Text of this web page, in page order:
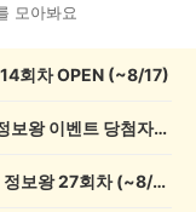
모아봐요
회차 OPEN (~8/17)
💰[당첨자 발표] 26회차 우리 동네 정보왕 이벤트 당첨자를 발표합니다!
💸 전원 2,000캐시 지급! 우리 동네 정보왕 27회차 (~8/10)